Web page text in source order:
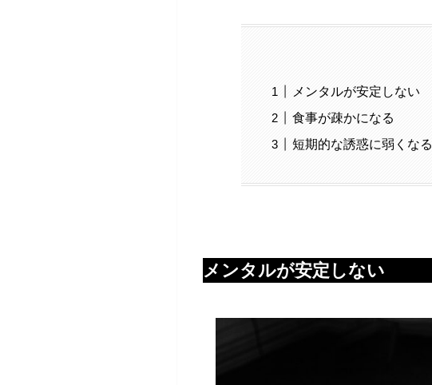
メンタルが安定しない
食事が疎かになる
短期的な誘惑に弱くなる
メンタルが安定しない